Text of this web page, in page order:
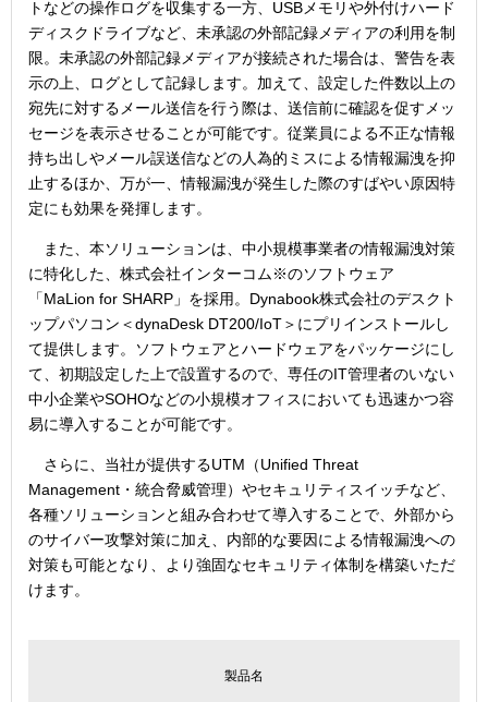
トなどの操作ログを収集する一方、USBメモリや外付けハード
ディスクドライブなど、未承認の外部記録メディアの利用を制
限。未承認の外部記録メディアが接続された場合は、警告を表
示の上、ログとして記録します。加えて、設定した件数以上の
宛先に対するメール送信を行う際は、送信前に確認を促すメッ
セージを表示させることが可能です。従業員による不正な情報
持ち出しやメール誤送信などの人為的ミスによる情報漏洩を抑
止するほか、万が一、情報漏洩が発生した際のすばやい原因特
定にも効果を発揮します。
また、本ソリューションは、中小規模事業者の情報漏洩対策
に特化した、株式会社インターコム※のソフトウェア
「MaLion for SHARP」を採用。Dynabook株式会社のデスクト
ップパソコン＜dynaDesk DT200/IoT＞にプリインストールし
て提供します。ソフトウェアとハードウェアをパッケージにし
て、初期設定した上で設置するので、専任のIT管理者のいない
中小企業やSOHOなどの小規模オフィスにおいても迅速かつ容
易に導入することが可能です。
さらに、当社が提供するUTM（Unified Threat
Management・統合脅威管理）やセキュリティスイッチなど、
各種ソリューションと組み合わせて導入することで、外部から
のサイバー攻撃対策に加え、内部的な要因による情報漏洩への
対策も可能となり、より強固なセキュリティ体制を構築いただ
けます。
製品名